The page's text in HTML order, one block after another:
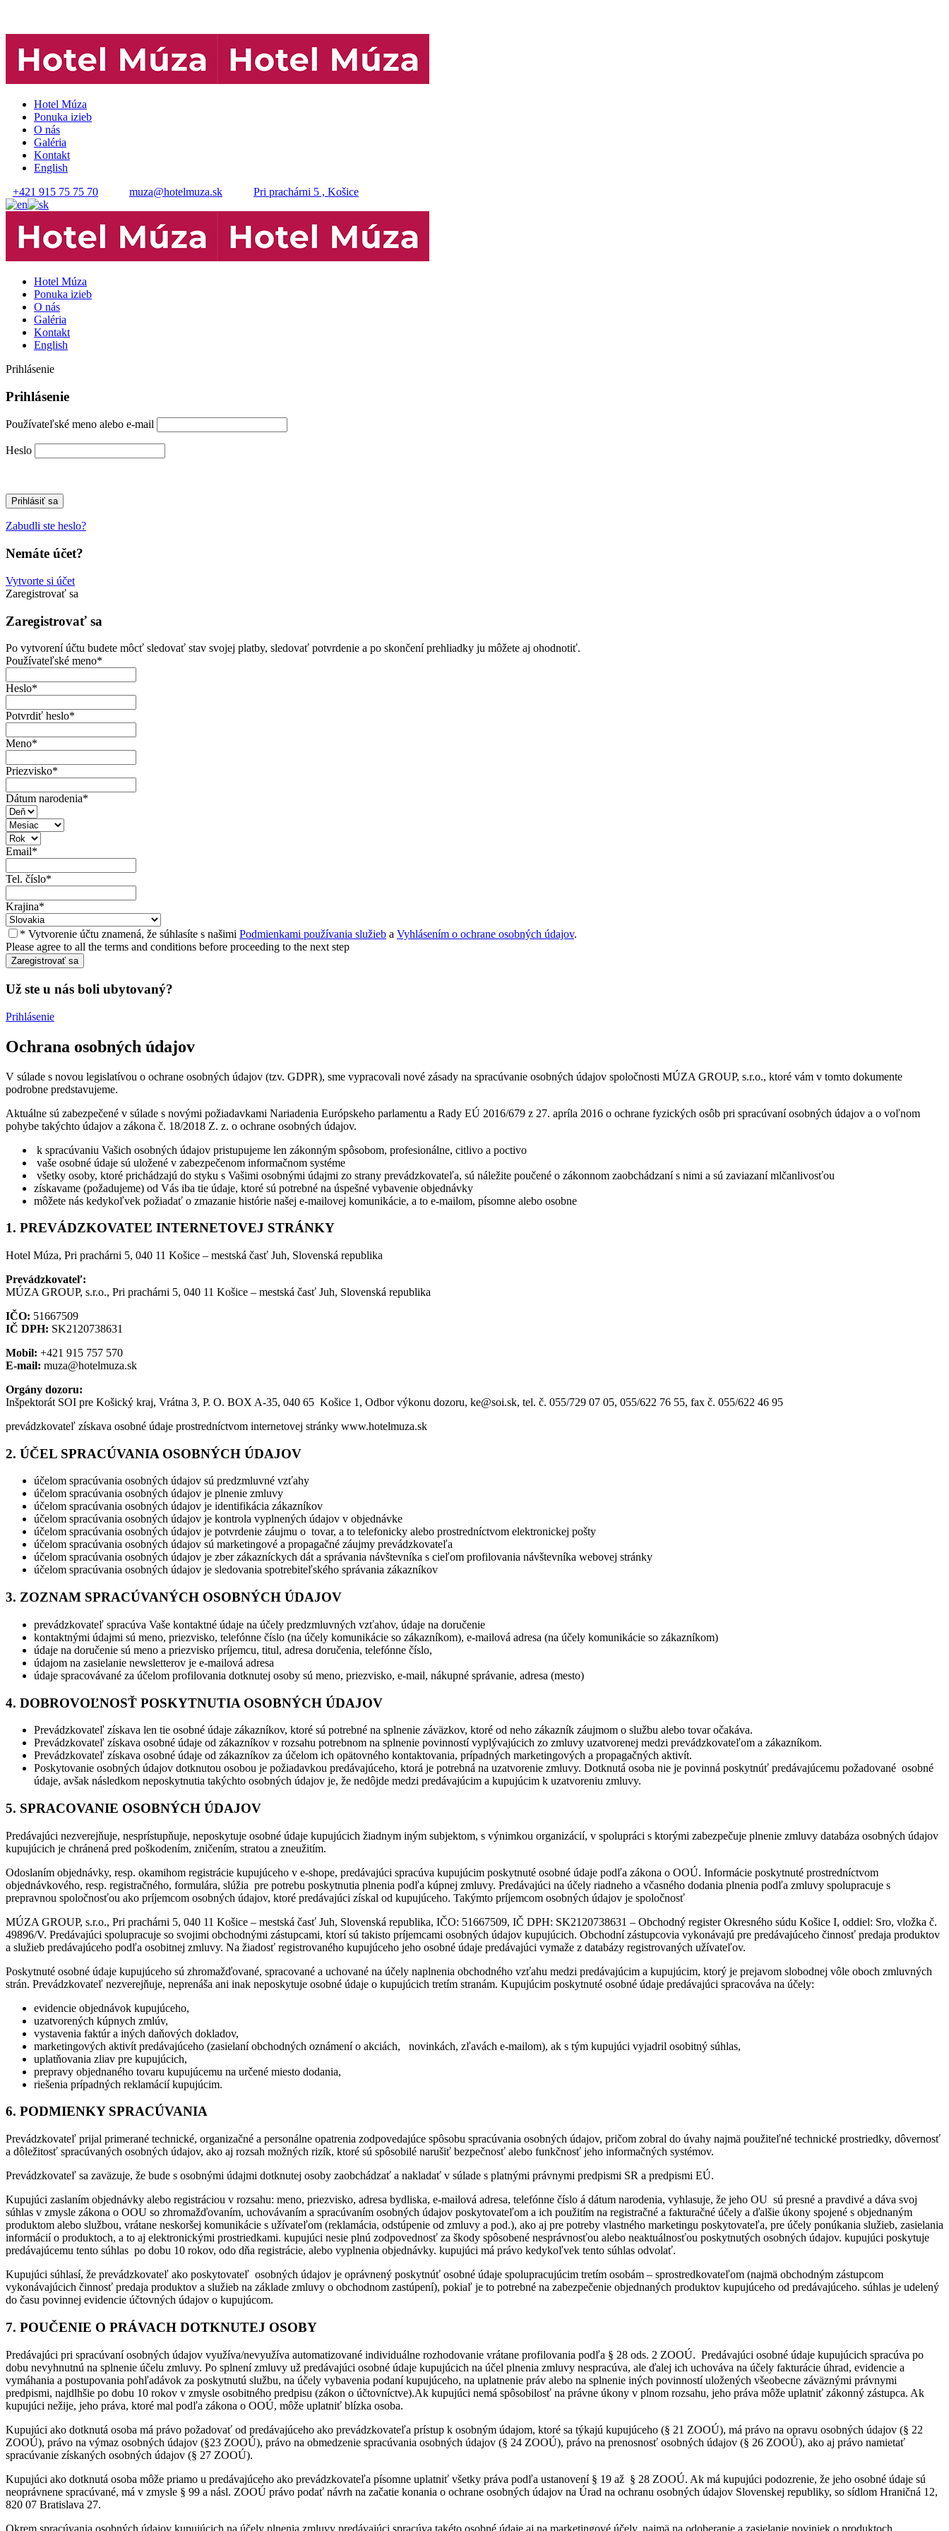
Hotel Múza
Ponuka izieb
O nás
Galéria
Kontakt
English
+421 915 75 75 70
muza@hotelmuza.sk Pri prachárni 5 , Košice
Hotel Múza
Ponuka izieb
O nás
Galéria
Kontakt
English
Prihlásenie
Prihlásenie
Používateľské meno alebo e-mail
Heslo
Zabudli ste heslo?
Nemáte účet?
Vytvorte si účet
Zaregistrovať sa
Zaregistrovať sa
Po vytvorení účtu budete môcť sledovať stav svojej platby, sledovať potvrdenie a po skončení prehliadky ju môžete aj ohodnotiť.
Používateľské meno*
Heslo*
Potvrdiť heslo*
Meno*
Priezvisko*
Dátum narodenia*
Email*
Tel. číslo*
Krajina*
* Vytvorenie účtu znamená, že súhlasíte s našimi Podmienkami používania služieb a Vyhlásením o ochrane osobných údajov.
Please agree to all the terms and conditions before proceeding to the next step
Už ste u nás boli ubytovaný?
Prihlásenie
Ochrana osobných údajov
V súlade s novou legislatívou o ochrane osobných údajov (tzv. GDPR), sme vypracovali nové zásady na spracúvanie osobných údajov spoločnosti MÚZA GROUP, s.r.o., ktoré vám v tomto dokumente
podrobne predstavujeme.
Aktuálne sú zabezpečené v súlade s novými požiadavkami Nariadenia Európskeho parlamentu a Rady EÚ 2016/679 z 27. apríla 2016 o ochrane fyzických osôb pri spracúvaní osobných údajov a o voľnom
pohybe takýchto údajov a zákona č. 18/2018 Z. z. o ochrane osobných údajov.
k spracúvaniu Vašich osobných údajov pristupujeme len zákonným spôsobom, profesionálne, citlivo a poctivo
vaše osobné údaje sú uložené v zabezpečenom informačnom systéme
všetky osoby, ktoré prichádzajú do styku s Vašimi osobnými údajmi zo strany prevádzkovateľa, sú náležite poučené o zákonnom zaobchádzaní s nimi a sú zaviazaní mlčanlivosťou
získavame (požadujeme) od Vás iba tie údaje, ktoré sú potrebné na úspešné vybavenie objednávky
môžete nás kedykoľvek požiadať o zmazanie histórie našej e-mailovej komunikácie, a to e-mailom, písomne alebo osobne
1. PREVÁDZKOVATEĽ INTERNETOVEJ STRÁNKY
Hotel Múza, Pri prachárni 5, 040 11 Košice – mestská časť Juh, Slovenská republika
Prevádzkovateľ:
MÚZA GROUP, s.r.o., Pri prachárni 5, 040 11 Košice – mestská časť Juh, Slovenská republika
IČO: 51667509
IČ DPH: SK2120738631
Mobil: +421 915 757 570
E-mail: muza@hotelmuza.sk
Orgány dozoru:
Inšpektorát SOI pre Košický kraj, Vrátna 3, P. O. BOX A-35, 040 65 Košice 1, Odbor výkonu dozoru, ke@soi.sk, tel. č. 055/729 07 05, 055/622 76 55, fax č. 055/622 46 95
prevádzkovateľ získava osobné údaje prostredníctvom internetovej stránky www.hotelmuza.sk
2. ÚČEL SPRACÚVANIA OSOBNÝCH ÚDAJOV
účelom spracúvania osobných údajov sú predzmluvné vzťahy
účelom spracúvania osobných údajov je plnenie zmluvy
účelom spracúvania osobných údajov je identifikácia zákazníkov
účelom spracúvania osobných údajov je kontrola vyplnených údajov v objednávke
účelom spracúvania osobných údajov je potvrdenie záujmu o tovar, a to telefonicky alebo prostredníctvom elektronickej pošty
účelom spracúvania osobných údajov sú marketingové a propagačné záujmy prevádzkovateľa
účelom spracúvania osobných údajov je zber zákazníckych dát a správania návštevníka s cieľom profilovania návštevníka webovej stránky
účelom spracúvania osobných údajov je sledovania spotrebiteľského správania zákazníkov
3. ZOZNAM SPRACÚVANÝCH OSOBNÝCH ÚDAJOV
prevádzkovateľ spracúva Vaše kontaktné údaje na účely predzmluvných vzťahov, údaje na doručenie
kontaktnými údajmi sú meno, priezvisko, telefónne číslo (na účely komunikácie so zákazníkom), e-mailová adresa (na účely komunikácie so zákazníkom)
údaje na doručenie sú meno a priezvisko príjemcu, titul, adresa doručenia, telefónne číslo,
údajom na zasielanie newsletterov je e-mailová adresa
údaje spracovávané za účelom profilovania dotknutej osoby sú meno, priezvisko, e-mail, nákupné správanie, adresa (mesto)
4. DOBROVOĽNOSŤ POSKYTNUTIA OSOBNÝCH ÚDAJOV
Prevádzkovateľ získava len tie osobné údaje zákazníkov, ktoré sú potrebné na splnenie záväzkov, ktoré od neho zákazník záujmom o službu alebo tovar očakáva.
Prevádzkovateľ získava osobné údaje od zákazníkov v rozsahu potrebnom na splnenie povinností vyplývajúcich zo zmluvy uzatvorenej medzi prevádzkovateľom a zákazníkom.
Prevádzkovateľ získava osobné údaje od zákazníkov za účelom ich opätovného kontaktovania, prípadných marketingových a propagačných aktivít.
Poskytovanie osobných údajov dotknutou osobou je požiadavkou predávajúceho, ktorá je potrebná na uzatvorenie zmluvy. Dotknutá osoba nie je povinná poskytnúť predávajúcemu požadované osobné
údaje, avšak následkom neposkytnutia takýchto osobných údajov je, že nedôjde medzi predávajúcim a kupujúcim k uzatvoreniu zmluvy.
5. SPRACOVANIE OSOBNÝCH ÚDAJOV
Predávajúci nezverejňuje, nesprístupňuje, neposkytuje osobné údaje kupujúcich žiadnym iným subjektom, s výnimkou organizácií, v spolupráci s ktorými zabezpečuje plnenie zmluvy databáza osobných údajov
kupujúcich je chránená pred poškodením, zničením, stratou a zneužitím.
Odoslaním objednávky, resp. okamihom registrácie kupujúceho v e-shope, predávajúci spracúva kupujúcim poskytnuté osobné údaje podľa zákona o OOÚ. Informácie poskytnuté prostredníctvom
objednávkového, resp. registračného, formulára, slúžia pre potrebu poskytnutia plnenia podľa kúpnej zmluvy. Predávajúci na účely riadneho a včasného dodania plnenia podľa zmluvy spolupracuje s
prepravnou spoločnosťou ako príjemcom osobných údajov, ktoré predávajúci získal od kupujúceho. Takýmto príjemcom osobných údajov je spoločnosť
MÚZA GROUP, s.r.o., Pri prachárni 5, 040 11 Košice – mestská časť Juh, Slovenská republika, IČO: 51667509, IČ DPH: SK2120738631 – Obchodný register Okresného súdu Košice I, oddiel: Sro, vložka č.
49896/V. Predávajúci spolupracuje so svojimi obchodnými zástupcami, ktorí sú takisto príjemcami osobných údajov kupujúcich. Obchodní zástupcovia vykonávajú pre predávajúceho činnosť predaja produktov
a služieb predávajúceho podľa osobitnej zmluvy. Na žiadosť registrovaného kupujúceho jeho osobné údaje predávajúci vymaže z databázy registrovaných užívateľov.
Poskytnuté osobné údaje kupujúceho sú zhromažďované, spracované a uchované na účely naplnenia obchodného vzťahu medzi predávajúcim a kupujúcim, ktorý je prejavom slobodnej vôle oboch zmluvných
strán. Prevádzkovateľ nezverejňuje, neprenáša ani inak neposkytuje osobné údaje o kupujúcich tretím stranám. Kupujúcim poskytnuté osobné údaje predávajúci spracováva na účely:
evidencie objednávok kupujúceho,
uzatvorených kúpnych zmlúv,
vystavenia faktúr a iných daňových dokladov,
marketingových aktivít predávajúceho (zasielaní obchodných oznámení o akciách, novinkách, zľavách e-mailom), ak s tým kupujúci vyjadril osobitný súhlas,
uplatňovania zliav pre kupujúcich,
prepravy objednaného tovaru kupujúcemu na určené miesto dodania,
riešenia prípadných reklamácií kupujúcim.
6. PODMIENKY SPRACÚVANIA
Prevádzkovateľ prijal primerané technické, organizačné a personálne opatrenia zodpovedajúce spôsobu spracúvania osobných údajov, pričom zobral do úvahy najmä použiteľné technické prostriedky, dôvernosť
a dôležitosť spracúvaných osobných údajov, ako aj rozsah možných rizík, ktoré sú spôsobilé narušiť bezpečnosť alebo funkčnosť jeho informačných systémov.
Prevádzkovateľ sa zaväzuje, že bude s osobnými údajmi dotknutej osoby zaobchádzať a nakladať v súlade s platnými právnymi predpismi SR a predpismi EÚ.
Kupujúci zaslaním objednávky alebo registráciou v rozsahu: meno, priezvisko, adresa bydliska, e-mailová adresa, telefónne číslo á dátum narodenia, vyhlasuje, že jeho OU sú presné a pravdivé a dáva svoj
súhlas v zmysle zákona o OOU so zhromažďovaním, uchovávaním a spracúvaním osobných údajov poskytovateľom a ich použitím na registračné a fakturačné účely a ďalšie úkony spojené s objednaným
produktom alebo službou, vrátane neskoršej komunikácie s užívateľom (reklamácia, odstúpenie od zmluvy a pod.), ako aj pre potreby vlastného marketingu poskytovateľa, pre účely ponúkania služieb, zasielania
informácií o produktoch, a to aj elektronickými prostriedkami. kupujúci nesie plnú zodpovednosť za škody spôsobené nesprávnosťou alebo neaktuálnosťou poskytnutých osobných údajov. kupujúci poskytuje
predávajúcemu tento súhlas po dobu 10 rokov, odo dňa registrácie, alebo vyplnenia objednávky. kupujúci má právo kedykoľvek tento súhlas odvolať.
Kupujúci súhlasí, že prevádzkovateľ ako poskytovateľ osobných údajov je oprávnený poskytnúť osobné údaje spolupracujúcim tretím osobám – sprostredkovateľom (najmä obchodným zástupcom
vykonávajúcich činnosť predaja produktov a služieb na základe zmluvy o obchodnom zastúpení), pokiaľ je to potrebné na zabezpečenie objednaných produktov kupujúceho od predávajúceho. súhlas je udelený
do času povinnej evidencie účtovných údajov o kupujúcom.
7. POUČENIE O PRÁVACH DOTKNUTEJ OSOBY
Predávajúci pri spracúvaní osobných údajov využíva/nevyužíva automatizované individuálne rozhodovanie vrátane profilovania podľa § 28 ods. 2 ZOOÚ. Predávajúci osobné údaje kupujúcich spracúva po
dobu nevyhnutnú na splnenie účelu zmluvy. Po splnení zmluvy už predávajúci osobné údaje kupujúcich na účel plnenia zmluvy nespracúva, ale ďalej ich uchováva na účely fakturácie úhrad, evidencie a
vymáhania a postupovania pohľadávok za poskytnutú službu, na účely vybavenia podaní kupujúceho, na uplatnenie práv alebo na splnenie iných povinností uložených všeobecne záväznými právnymi
predpismi, najdlhšie po dobu 10 rokov v zmysle osobitného predpisu (zákon o účtovníctve).Ak kupujúci nemá spôsobilosť na právne úkony v plnom rozsahu, jeho práva môže uplatniť zákonný zástupca. Ak
kupujúci nežije, jeho práva, ktoré mal podľa zákona o OOÚ, môže uplatniť blízka osoba.
Kupujúci ako dotknutá osoba má právo požadovať od predávajúceho ako prevádzkovateľa prístup k osobným údajom, ktoré sa týkajú kupujúceho (§ 21 ZOOÚ), má právo na opravu osobných údajov (§ 22
ZOOÚ), právo na výmaz osobných údajov (§23 ZOOÚ), právo na obmedzenie spracúvania osobných údajov (§ 24 ZOOÚ), právo na prenosnosť osobných údajov (§ 26 ZOOÚ), ako aj právo namietať
spracúvanie získaných osobných údajov (§ 27 ZOOÚ).
Kupujúci ako dotknutá osoba môže priamo u predávajúceho ako prevádzkovateľa písomne uplatniť všetky práva podľa ustanovení § 19 až § 28 ZOOÚ. Ak má kupujúci podozrenie, že jeho osobné údaje sú
neoprávnene spracúvané, má v zmysle § 99 a násl. ZOOÚ právo podať návrh na začatie konania o ochrane osobných údajov na Úrad na ochranu osobných údajov Slovenskej republiky, so sídlom Hraničná 12,
820 07 Bratislava 27.
Okrem spracúvania osobných údajov kupujúcich na účely plnenia zmluvy predávajúci spracúva takéto osobné údaje aj na marketingové účely, najmä na odoberanie a zasielanie noviniek o produktoch